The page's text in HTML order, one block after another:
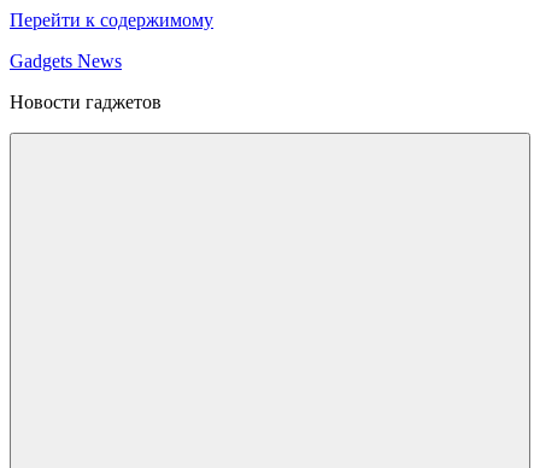
Перейти к содержимому
Gadgets News
Новости гаджетов